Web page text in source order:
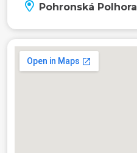
Pohronská Polhora